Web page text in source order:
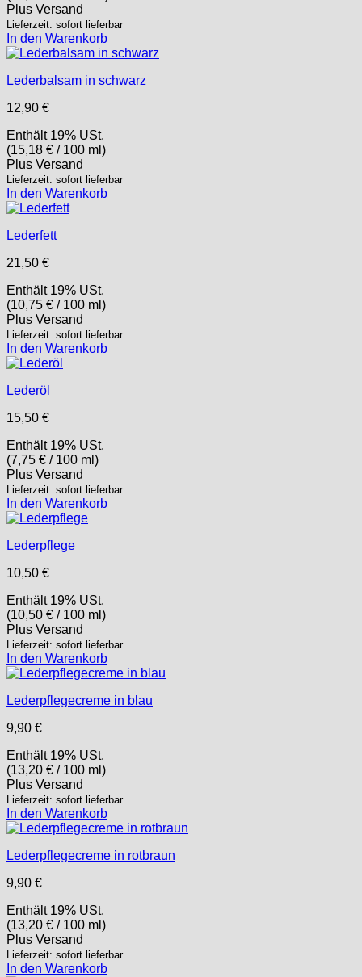
Plus Versand
Lieferzeit: sofort lieferbar
In den Warenkorb
Lederbalsam in schwarz
12,90 €
Enthält 19% USt.
(15,18 € / 100 ml)
Plus Versand
Lieferzeit: sofort lieferbar
In den Warenkorb
Lederfett
21,50 €
Enthält 19% USt.
(10,75 € / 100 ml)
Plus Versand
Lieferzeit: sofort lieferbar
In den Warenkorb
Lederöl
15,50 €
Enthält 19% USt.
(7,75 € / 100 ml)
Plus Versand
Lieferzeit: sofort lieferbar
In den Warenkorb
Lederpflege
10,50 €
Enthält 19% USt.
(10,50 € / 100 ml)
Plus Versand
Lieferzeit: sofort lieferbar
In den Warenkorb
Lederpflegecreme in blau
9,90 €
Enthält 19% USt.
(13,20 € / 100 ml)
Plus Versand
Lieferzeit: sofort lieferbar
In den Warenkorb
Lederpflegecreme in rotbraun
9,90 €
Enthält 19% USt.
(13,20 € / 100 ml)
Plus Versand
Lieferzeit: sofort lieferbar
In den Warenkorb